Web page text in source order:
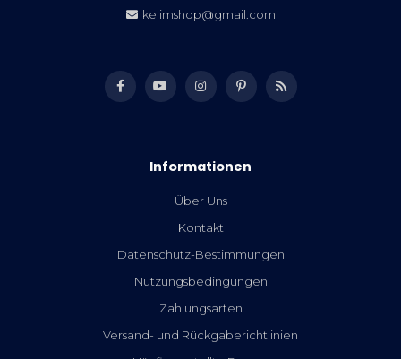
kelimshop@gmail.com
Informationen
Über Uns
Kontakt
Datenschutz-Bestimmungen
Nutzungsbedingungen
Zahlungsarten
Versand- und Rückgaberichtlinien